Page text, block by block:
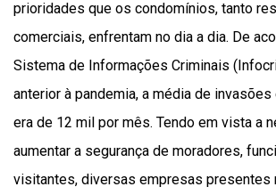
prioridades que os condomínios, tanto
comerciais, enfrentam no dia a dia. De
Sistema de Informações Criminais
anterior à pandemia, a média de
era de 12 mil por mês. Tendo em vista a
aumentar a segurança de moradores,
visitantes, diversas empresas presentes